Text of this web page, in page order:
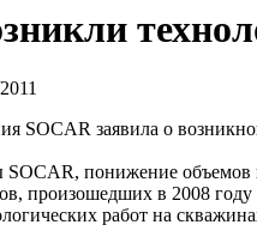
SOCAR заявила о
SOCAR, понижение
произошедших в 2008
работ на